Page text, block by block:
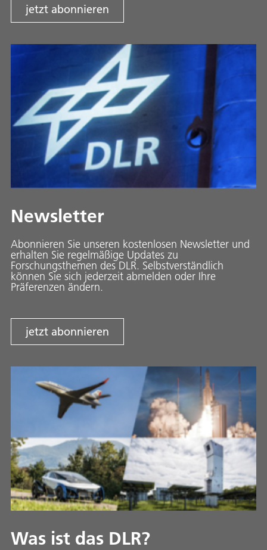
jetzt abonnieren
Newsletter
Abonnieren Sie unseren kostenlosen Newsletter und
erhalten Sie regelmäßige Updates zu
Forschungsthemen des DLR. Selbstverständlich
können Sie sich jederzeit abmelden oder Ihre
Präferenzen ändern.
jetzt abonnieren
Was ist das DLR?